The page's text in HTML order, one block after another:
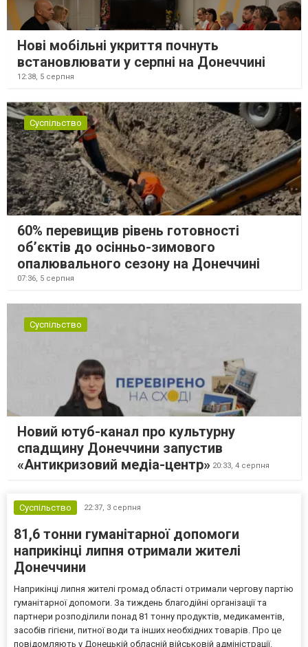
Нові мобільні укриття почнуть
встановлювати у серпні на Донеччині
12:38, 5 серпня
Суспільство
60% перевищив рівень готовності
об’єктів до осінньо-зимового
опалювального сезону на Донеччині
07:36, 5 серпня
Суспільство
Новий ютуб-канал про культурну
спадщину Донеччини запустив
«Антикризовий медіа-центр» 20:33, 4 серпня
Суспільство 22:37, 3 серпня
81,6 тонни гуманітарної допомоги
наприкінці липня отримали жителі
Донеччини
Наприкінці липня жителі громад області отримали чергову партію
гуманітарної допомоги. За тиждень благодійні організації та
партнери розподілили понад 81 тонну продуктів, медикаментів,
засобів гігієни, питної води та інших необхідних товарів. Про це
повідомляють у Донецькій обласній військовій адміністрації.